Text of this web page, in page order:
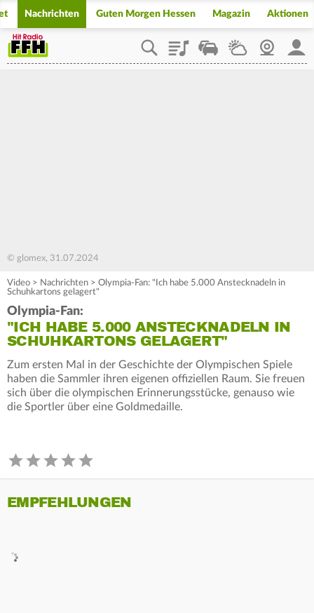
Nachrichten Guten Morgen Hessen Magazin Aktionen
PlaylistStaupilotWetterWebcam
© glomex, 31.07.2024
Video > Nachrichten > Olympia-Fan: "Ich habe 5.000 Anstecknadeln in
Schuhkartons gelagert"
Olympia-Fan:
"ICH HABE 5.000 ANSTECKNADELN IN
SCHUHKARTONS GELAGERT"
Zum ersten Mal in der Geschichte der Olympischen Spiele
haben die Sammler ihren eigenen offiziellen Raum. Sie freuen
sich über die olympischen Erinnerungsstücke, genauso wie
die Sportler über eine Goldmedaille.
EMPFEHLUNGEN